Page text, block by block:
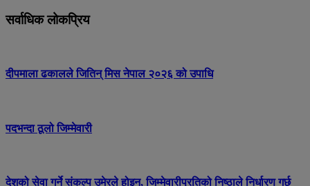
सर्वाधिक लोकप्रिय
दीपमाला ढकालले जितिन् मिस नेपाल २०२६ को उपाधि
पदभन्दा ठूलो जिम्मेवारी
देशको सेवा गर्ने संकल्प उमेरले होइन, जिम्मेवारीप्रतिको निष्ठाले निर्धारण गर्छ